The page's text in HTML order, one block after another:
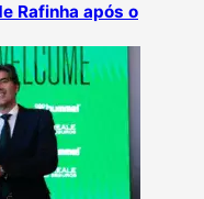
Rafinha após o